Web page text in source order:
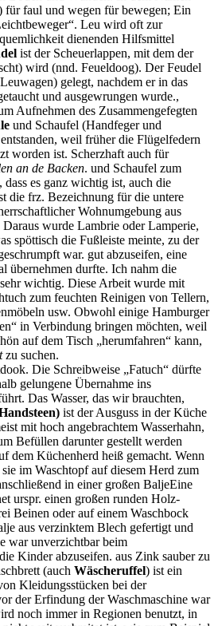
für faul und wegen für bewegen; Ein
. Leu wird oft zur
dienenden Hilfsmittel
ist der Scheuerlappen, mit dem der
wird (nnd. Feueldoog). Der Feudel
gelegt, nachdem er in das
und ausgewrungen wurde.,
Aufnehmen des Zusammengefegten
und Schaufel (Handfeger und
weil früher die Flügelfedern
worden ist. Scherzhaft auch für
an de Backen. und Schaufel zum
es ganz wichtig ist, auch die
die frz. Bezeichnung für die untere
Wohnumgebung aus
wurde Lambrie oder Lamperie,
spöttisch die Fußleiste meinte, zu der
war. gut abzuseifen, eine
übernehmen durfte. Ich nahm die
wichtig. Diese Arbeit wurde mit
zum feuchten Reinigen von Tellern,
usw. Obwohl einige Hamburger
in Verbindung bringen möchten, weil
auf dem Tisch
herumfahren
kann,
zu suchen.
Die Schreibweise
Fatuch
dürfte
gelungene Übernahme ins
Das Wasser, das wir brauchten,
ist der Ausguss in der Küche
mit hoch angebrachtem Wasserhahn,
Befüllen darunter gestellt werden
dem Küchenherd heiß gemacht. Wenn
im Waschtopf auf diesem Herd zum
in einer großen BaljeEine
urspr. einen großen runden Holz-
Beinen oder auf einem Waschbock
aus verzinktem Blech gefertigt und
war unverzichtbar beim
Kinder abzuseifen. aus Zink sauber zu
(auch Wäscheruffel) ist ein
Kleidungsstücken bei der
der Erfindung der Waschmaschine war
noch immer in Regionen benutzt, in